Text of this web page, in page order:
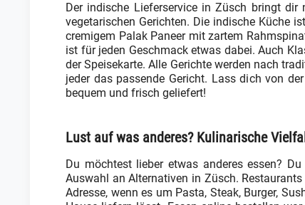
Der indische Lieferservice in Züsch bringt
vegetarischen Gerichten. Die indische Küche
cremigem Palak Paneer mit zartem
ist für jeden Geschmack etwas dabei. Auch
der Speisekarte. Alle Gerichte werden nach
jeder das passende Gericht. Lass dich von
bequem und frisch geliefert!
Lust auf was anderes? Kulinarische
Du möchtest lieber etwas anderes essen?
Auswahl an Alternativen in Züsch.
Adresse, wenn es um Pasta, Steak, Burger,